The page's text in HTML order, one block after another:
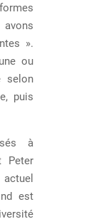
».
ou
selon
puis
à
Peter
est